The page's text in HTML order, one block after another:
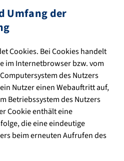
Umfang der
Cookies. Bei Cookies handelt
im Internetbrowser bzw. vom
des Nutzers
Nutzer einen Webauftritt auf,
Betriebssystem des Nutzers
Cookie enthält eine
die eine eindeutige
beim erneuten Aufrufen des